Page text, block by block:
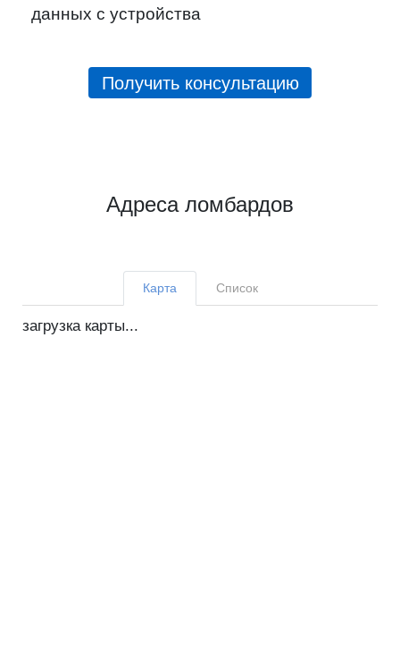
данных с устройства
Получить консультацию
Адреса ломбардов
Карта Список
загрузка карты...